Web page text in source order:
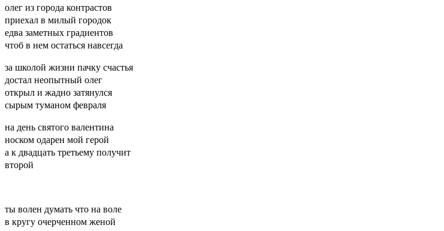
олег из города контрастов
приехал в милый городок
едва заметных градиентов
чтоб в нем остаться навсегда
за школой жизни пачку счастья
достал неопытный олег
открыл и жадно затянулся
сырым туманом февраля
на день святого валентина
носком одарен мой герой
а к двадцать третьему получит
второй
ты волен думать что на воле
в кругу очерченном женой